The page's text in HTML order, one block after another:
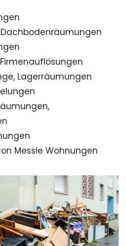
Lagerräumungen
Messie Wohnungen